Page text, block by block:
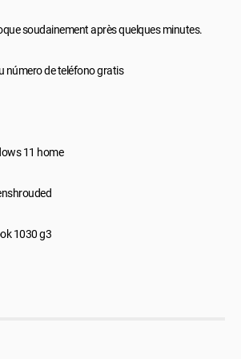
soudainement après quelques minutes.
número de teléfono gratis
11 home
1030 g3